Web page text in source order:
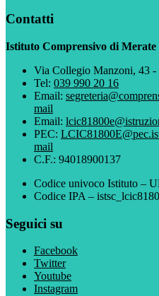
Contatti
Istituto Comprensivo di Merate
Via Collegio Manzoni, 43 -
Tel: 039 990 20 16
Email:
mail
Email:
PEC:
mail
C.F.: 94018900137
Codice univoco Istituto –
Codice IPA –
Seguici su
Facebook
Twitter
Youtube
Instagram